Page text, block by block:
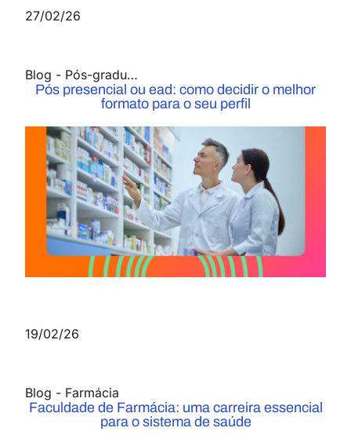
27/02/26
Blog - Pós-graduação
Pós presencial ou ead: como decidir o melhor
formato para o seu perfil
19/02/26
Blog - Farmácia
Faculdade de Farmácia: uma carreira essencial
para o sistema de saúde